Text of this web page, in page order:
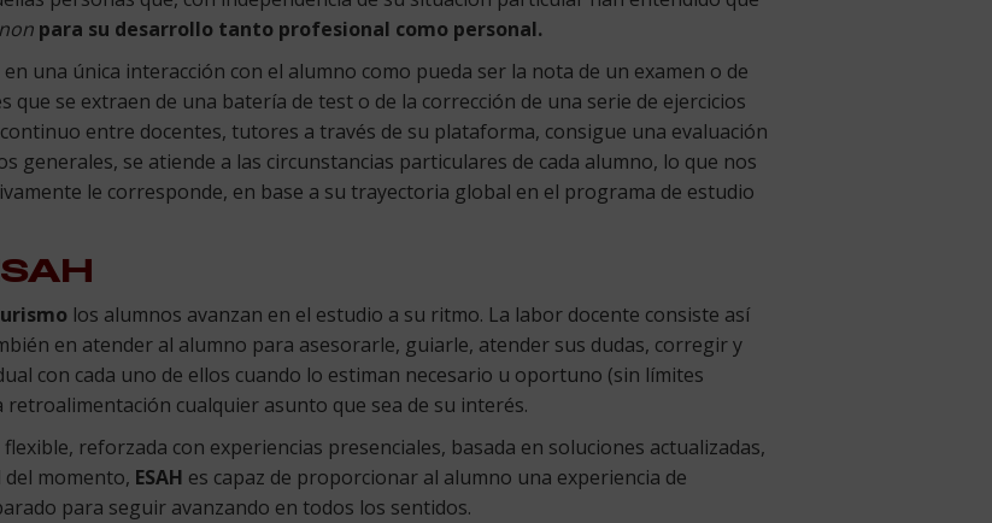
para su desarrollo tanto profesional como personal.
una única interacción con el alumno como pueda ser la nota de un examen o de
se extraen de una batería de test o de la corrección de una serie de ejercicios
entre docentes, tutores a través de su plataforma, consigue una evaluación
generales, se atiende a las circunstancias particulares de cada alumno, lo que nos
le corresponde, en base a su trayectoria global en el programa de estudio
los alumnos avanzan en el estudio a su ritmo. La labor docente consiste así
en atender al alumno para asesorarle, guiarle, atender sus dudas, corregir y
con cada uno de ellos cuando lo estiman necesario u oportuno (sin límites
cualquier asunto que sea de su interés.
flexible, reforzada con experiencias presenciales, basada en soluciones actualizadas,
momento, ESAH es capaz de proporcionar al alumno una experiencia de
para seguir avanzando en todos los sentidos.